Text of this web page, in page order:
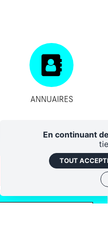
ANNUAIRES
En continuant
TOUT